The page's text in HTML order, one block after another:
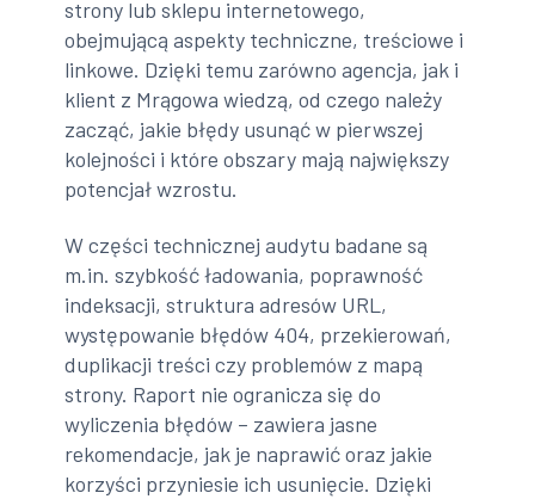
strony lub sklepu internetowego,
obejmującą aspekty techniczne, treściowe i
linkowe. Dzięki temu zarówno agencja, jak i
klient z Mrągowa wiedzą, od czego należy
zacząć, jakie błędy usunąć w pierwszej
kolejności i które obszary mają największy
potencjał wzrostu.
W części technicznej audytu badane są
m.in. szybkość ładowania, poprawność
indeksacji, struktura adresów URL,
występowanie błędów 404, przekierowań,
duplikacji treści czy problemów z mapą
strony. Raport nie ogranicza się do
wyliczenia błędów – zawiera jasne
rekomendacje, jak je naprawić oraz jakie
korzyści przyniesie ich usunięcie. Dzięki